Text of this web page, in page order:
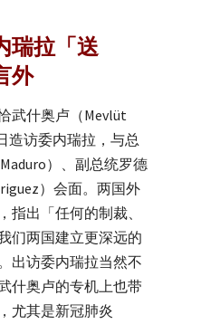
瑞拉「送
外
武什奥卢（Mevlüt
造访委内瑞拉，与总
）、副总统罗德
）会面。两国外
指出「任何的制裁、
们两国建立更深远的
出访委内瑞拉当然不
什奥卢的专机上也带
尤其是新冠肺炎